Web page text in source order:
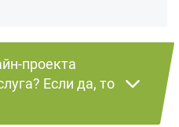
проекта
Если да, то